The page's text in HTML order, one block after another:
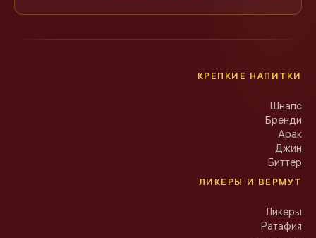
КРЕПКИЕ НАПИТКИ
Шнапс
Бренди
Арак
Джин
Биттер
ЛИКЕРЫ И ВЕРМУТ
Ликеры
Ратафия